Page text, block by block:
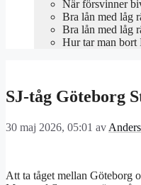
När försvinner
Bra lån med låg
Bra lån med låg
Hur tar man bort
SJ-tåg Göteborg
30 maj 2026, 05:01 av
Att ta tåget mellan Göteborg